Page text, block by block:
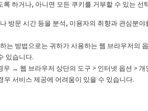
하거나, 아니면 모든 쿠키를 거부할 수 있는 선
방문 시간 등을 분석, 이용자의 취향과 관심분
는 방법으로는 귀하가 사용하는 웹 브라우저의
있습니다.
→ 웹 브라우저 상단의 도구 > 인터넷 옵션 > 개
서비스 제공에 어려움이 있을 수 있습니다.